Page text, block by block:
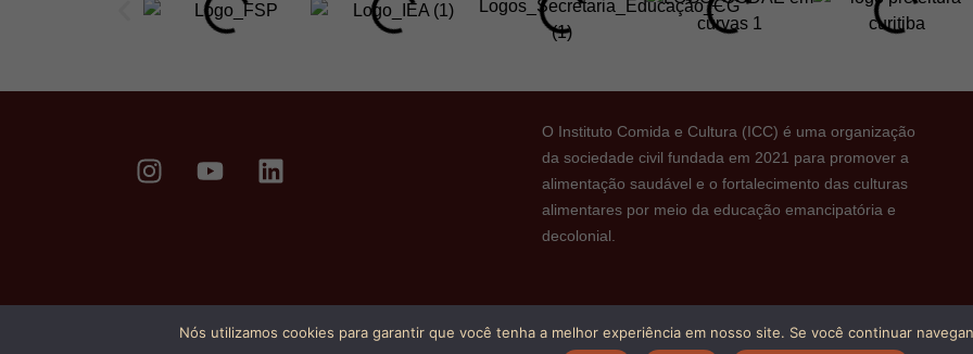
O Instituto Comida e Cultura (ICC) é uma organização
da sociedade civil fundada em 2021 para promover a
alimentação saudável e o fortalecimento das culturas
alimentares por meio da educação emancipatória e
decolonial.
Nós utilizamos cookies para garantir que você tenha a melhor experiência em nosso site. Se você continuar